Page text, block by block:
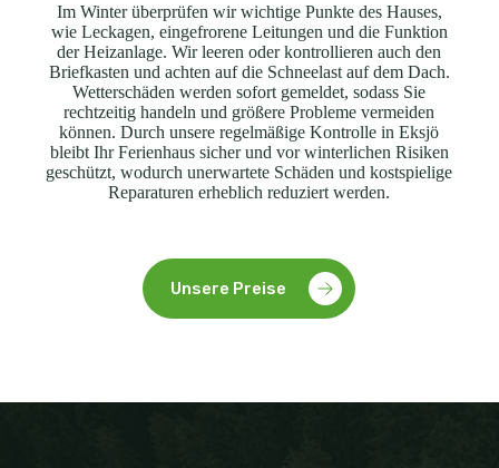
Im Winter überprüfen wir wichtige Punkte des Hauses,
wie Leckagen, eingefrorene Leitungen und die Funktion
der Heizanlage. Wir leeren oder kontrollieren auch den
Briefkasten und achten auf die Schneelast auf dem Dach.
Wetterschäden werden sofort gemeldet, sodass Sie
rechtzeitig handeln und größere Probleme vermeiden
können. Durch unsere regelmäßige Kontrolle in Eksjö
bleibt Ihr Ferienhaus sicher und vor winterlichen Risiken
geschützt, wodurch unerwartete Schäden und kostspielige
Reparaturen erheblich reduziert werden.
Unsere Preise